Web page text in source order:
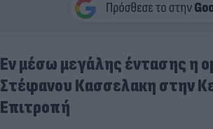
Εν μέσω μεγάλης έντασης η
Στέφανου Κασσελακη στην
Επιτροπή